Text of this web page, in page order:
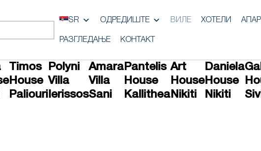
SR ОДРЕДИШТЕ ВИЛЕ ХОТЕЛИ
РАЗГЛЕДАЊЕ КОНТАКТ
Timos
House
Paliouri
Polyni
Villa
Ierissos
Amara
Villa
Sani
Pantelis
House
Kallithea
Art
House
Nikiti
Daniela
House
Nikiti